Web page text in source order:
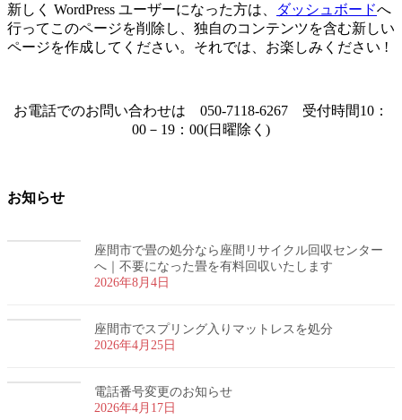
新しく WordPress ユーザーになった方は、 ダッシュボードへ
行ってこのページを削除し、独自のコンテンツを含む新しい
ページを作成してください。それでは、お楽しみください !
お電話でのお問い合わせは 050-7118-6267 受付時間10：
00－19：00(日曜除く)
お知らせ
座間市で畳の処分なら座間リサイクル回収センター
へ｜不要になった畳を有料回収いたします
2026年8月4日
座間市でスプリング入りマットレスを処分
2026年4月25日
電話番号変更のお知らせ
2026年4月17日